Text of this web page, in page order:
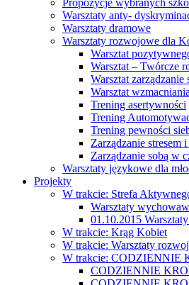
Warsztaty anty-
Warsztaty dramowe
Warsztaty rozwojowe dla
Warsztat
Warsztat – Twórcze
Warsztat
Warsztat
Trening asertywności
Trening
Trening pewności
Zarządzanie stresem
Zarządzanie sobą w
Warsztaty językowe dla
Projekty
W trakcie: Strefa
Warsztaty
01.10.2015
W trakcie: Krąg Kobiet
W trakcie: Warsztaty
W trakcie: CODZIENNIE
CODZIENNIE